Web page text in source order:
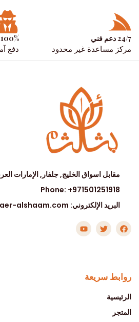
24/7 دعم فني
مركز مساعدة غير محدود
100% آمن
دفع
مقابل اسواق الخليج, جلفار, الإمارات
Phone: +971501251918
البريد الإلكتروني: info@bashaer-alshaam.com
روابط سريعة
الرئيسية
المتجر